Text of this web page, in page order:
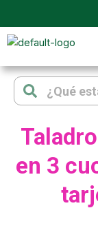
al
contenido
Search Search
en 3